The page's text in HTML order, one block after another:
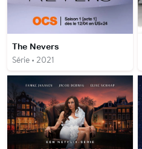
The Nevers
Série • 2021